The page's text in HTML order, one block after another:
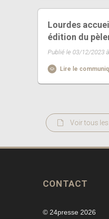
Lourdes
édition du
Publié le 03/12/2023
Lire le
Voir tous
CONTACT
© 24presse 2026